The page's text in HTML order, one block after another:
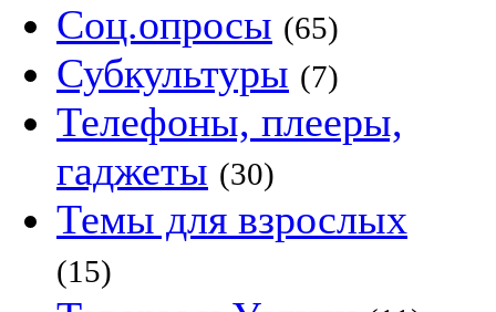
Соц.опросы (65)
Субкультуры (7)
Телефоны, плееры,
гаджеты (30)
Темы для взрослых
(15)